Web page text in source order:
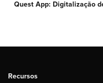
Quest App: Digitalização
Recursos